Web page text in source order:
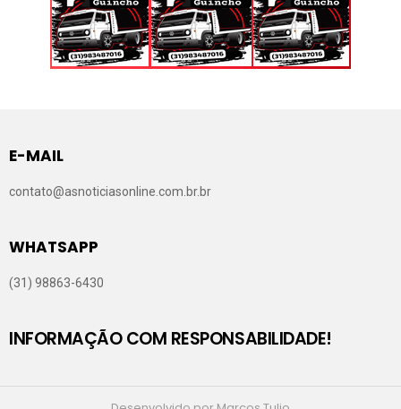
E-MAIL
contato@asnoticiasonline.com.br.br
WHATSAPP
(31) 98863-6430
INFORMAÇÃO COM RESPONSABILIDADE!